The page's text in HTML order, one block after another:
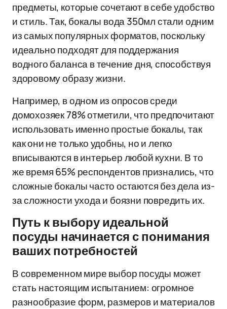
предметы, которые сочетают в себе удобство
и стиль. Так, бокалы вода 350мл стали одним
из самых популярных форматов, поскольку
идеально подходят для поддержания
водного баланса в течение дня, способствуя
здоровому образу жизни.
Например, в одном из опросов среди
домохозяек 78% отметили, что предпочитают
использовать именно простые бокалы, так
как они не только удобны, но и легко
вписываются в интерьер любой кухни. В то
же время 65% респондентов признались, что
сложные бокалы часто остаются без дела из-
за сложности ухода и боязни повредить их.
Путь к выбору идеальной
посуды начинается с понимания
ваших потребностей
В современном мире выбор посуды может
стать настоящим испытанием: огромное
разнообразие форм, размеров и материалов